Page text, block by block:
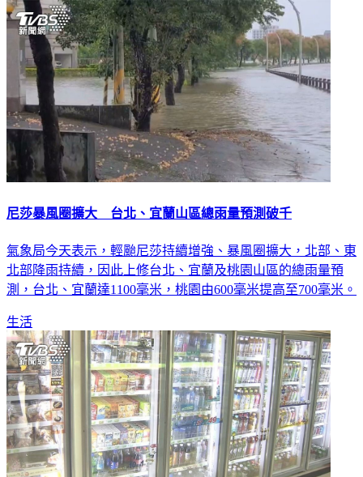
尼莎暴風圈擴大 台北、宜蘭山區總雨量預測破千
氣象局今天表示，輕颱尼莎持續增強、暴風圈擴大，北部、東
北部降雨持續，因此上修台北、宜蘭及桃園山區的總雨量預
測，台北、宜蘭達1100毫米，桃園由600毫米提高至700毫米。
生活